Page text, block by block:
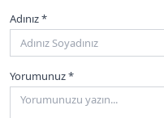
Adınız *
Yorumunuz *